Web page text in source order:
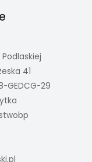
41
GEDCG-29